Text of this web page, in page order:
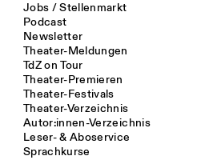
Jobs / Stellenmarkt
Podcast
Newsletter
Theater-Meldungen
TdZ on Tour
Theater-Premieren
Theater-Festivals
Theater-Verzeichnis
Autor:innen-Verzeichnis
Leser- & Aboservice
Sprachkurse